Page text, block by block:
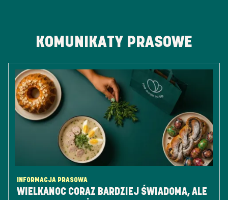
KOMUNIKATY PRASOWE
INFORMACJA PRASOWA
WIELKANOC CORAZ BARDZIEJ ŚWIADOMA, ALE